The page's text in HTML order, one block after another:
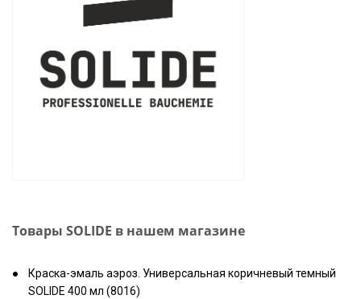
Товары SOLIDE в нашем магазине
Краска-эмаль аэроз. Универсальная коричневый темный
SOLIDE 400 мл (8016)